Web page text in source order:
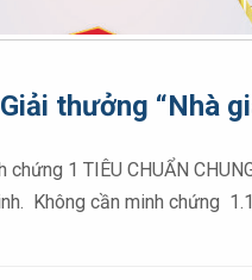
thưởng “Nhà
chứng 1 TIÊU CHUẨN
Không cần minh chứng